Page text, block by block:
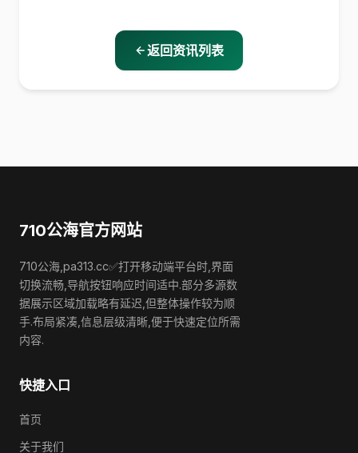
返回资讯列表
710公海官方网站
710公海,pa313.cc✅打开移动端平台时,界面
切换流畅,导航按钮响应时间适中.部分多源数
据展示区域加载略有延迟,但整体操作较为顺
手.布局紧凑,信息层级清晰,便于快速定位所需
内容.
快捷入口
首页
关于我们